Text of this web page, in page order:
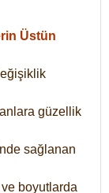
Üstün
güzellik
sağlanan
ve boyutlarda